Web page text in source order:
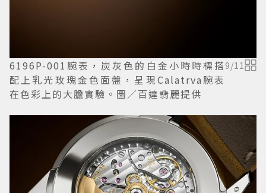
6196P-001腕表，炭灰色的白金小時時標搭
配上乳光玫瑰金色面盤，呈現Calatrva腕表
在色彩上的大膽實驗。圖／百達翡麗提供
9/11